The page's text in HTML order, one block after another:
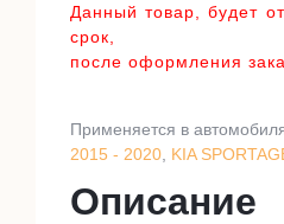
Данный товар, будет
срок,
после оформления
Применяется в
2015 - 2020 KIA
Описание